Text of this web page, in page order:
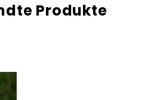
Produkte